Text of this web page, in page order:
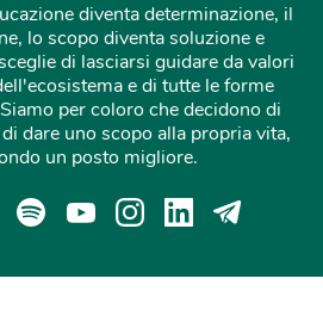
diventa determinazione, il
lo scopo diventa soluzione e
di lasciarsi guidare da valori
e di tutte le forme
per coloro che decidono di
dare uno scopo alla propria vita,
un posto migliore.